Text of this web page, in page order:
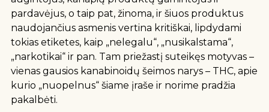
pardavėjus, o taip pat, žinoma, ir šiuos produktus
naudojančius asmenis vertina kritiškai, lipdydami
tokias etiketes, kaip „nelegalu“, „nusikalstama“,
„narkotikai“ ir pan. Tam priežastį suteikęs motyvas –
vienas gausios kanabinoidų šeimos narys – THC, apie
kurio „nuopelnus“ šiame įraše ir norime pradžia
pakalbėti.